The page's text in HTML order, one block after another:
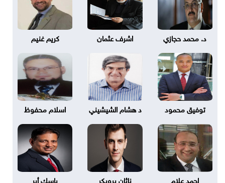
د. محمد حجازي اشرف عثمان كريم غنيم
توفيق محمود د هشام الشيشيني اسلام محفوظ
احمد علام ناثان بروبكر باسك أير